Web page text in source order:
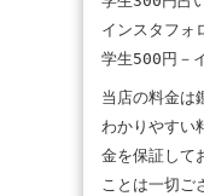
インスタフォ
学生500円－
当店の料金は
わかりやすい
金を保証して
ことは一切ご